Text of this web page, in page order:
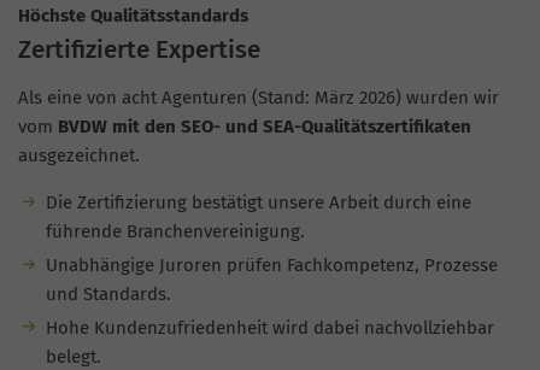
Höchste Qualitätsstandards
Zertifizierte Expertise
Als eine von acht Agenturen (Stand: März 2026) wurden wir
vom BVDW mit den SEO- und SEA-Qualitätszertifikaten
ausgezeichnet.
Die Zertifizierung bestätigt unsere Arbeit durch eine
führende Branchenvereinigung.
Unabhängige Juroren prüfen Fachkompetenz, Prozesse
und Standards.
Hohe Kundenzufriedenheit wird dabei nachvollziehbar
belegt.